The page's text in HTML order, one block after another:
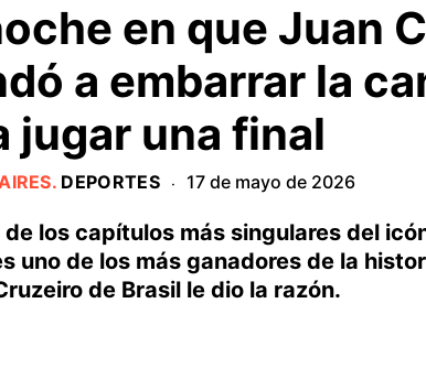
en que Juan
a embarrar la
jugar una final
. DEPORTES · 17 de mayo de 2026
de los capítulos más singulares del
uno de los más ganadores de la
de Brasil le dio la razón.